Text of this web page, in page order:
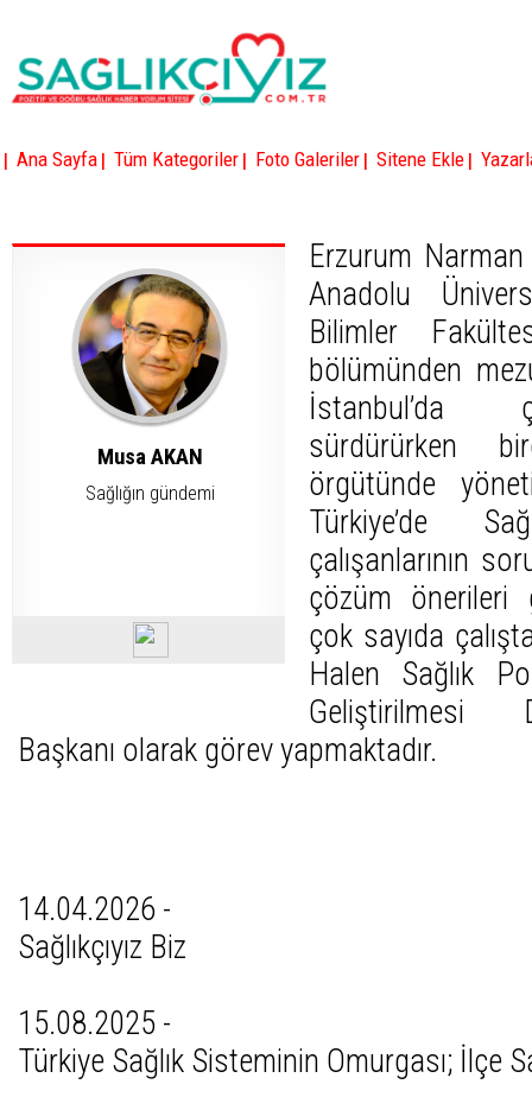
| Ana Sayfa | Tüm Kategoriler | Foto Galeriler | Sitene Ekle |
Musa AKAN
Sağlığın gündemi
Erzurum
Anadolu
Bilimler
bölümünden
İstanbul’da
sürdürürken
örgütünde
Türkiye’de
çalışanlarının
çözüm önerileri
çok sayıda
Halen Sağlık
Geliştirilmesi
Başkanı olarak görev yapmaktadır.
14.04.2026 -
Sağlıkçıyız Biz
15.08.2025 -
Türkiye Sağlık Sisteminin Omurgası; İlçe